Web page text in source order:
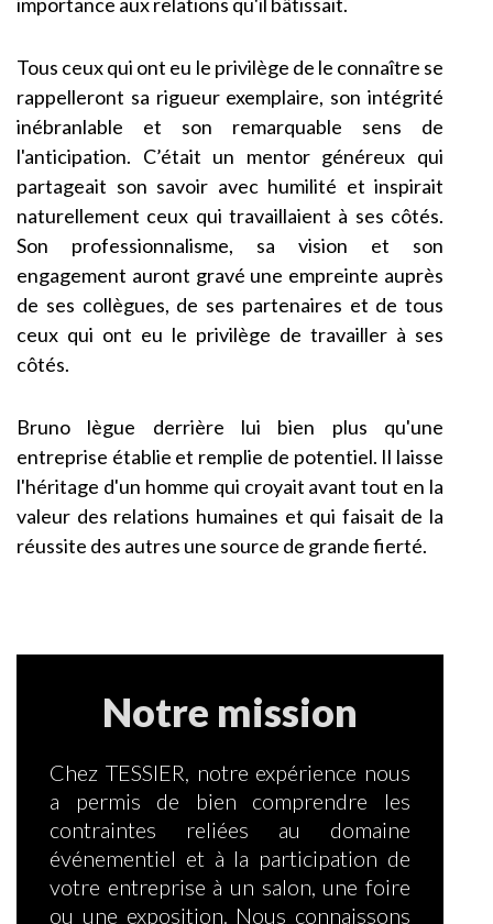
Tous ceux qui ont eu le privilège de le connaître se
rappelleront sa rigueur exemplaire, son intégrité
inébranlable et son remarquable sens de
l'anticipation. C’était un mentor généreux qui
partageait son savoir avec humilité et inspirait
naturellement ceux qui travaillaient à ses côtés.
Son professionnalisme, sa vision et son
engagement auront gravé une empreinte auprès
de ses collègues, de ses partenaires et de tous
ceux qui ont eu le privilège de travailler à ses
côtés.
Bruno lègue derrière lui bien plus qu'une
entreprise établie et remplie de potentiel. Il laisse
l'héritage d'un homme qui croyait avant tout en la
valeur des relations humaines et qui faisait de la
réussite des autres une source de grande fierté.
Notre mission
Chez TESSIER, notre expérience nous
a permis de bien comprendre les
contraintes reliées au domaine
événementiel et à la participation de
votre entreprise à un salon, une foire
ou une exposition. Nous connaissons